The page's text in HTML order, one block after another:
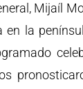
Mijaíl
en la